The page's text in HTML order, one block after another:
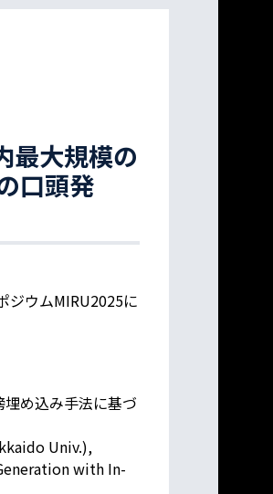
最大規模の
口頭発
ジウムMIRU2025に
め込み手法に基づ
Univ.),
with In-